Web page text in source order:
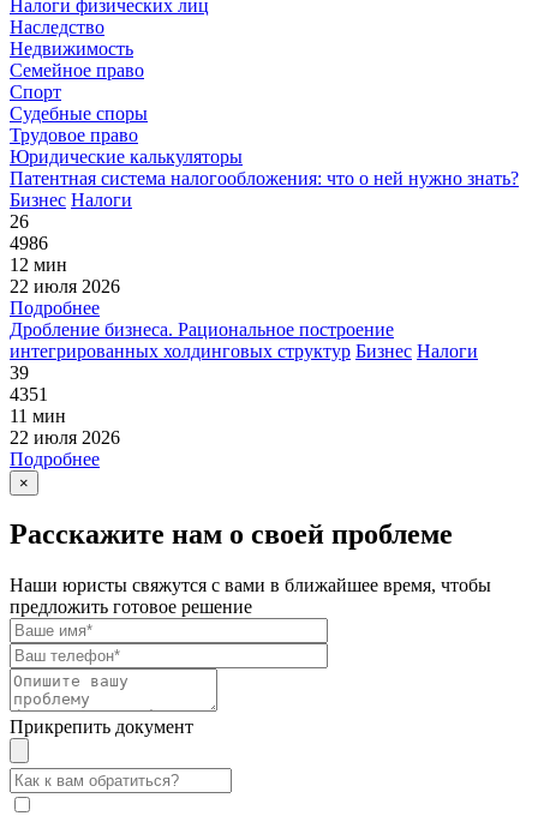
Налоги физических лиц
Наследство
Недвижимость
Семейное право
Спорт
Судебные споры
Трудовое право
Юридические калькуляторы
Патентная система налогообложения: что о ней нужно знать?
Бизнес Налоги
26
4986
12 мин
22 июля 2026
Подробнее
Дробление бизнеса. Рациональное построение
интегрированных холдинговых структур Бизнес Налоги
39
4351
11 мин
22 июля 2026
Подробнее
×
Расскажите нам о своей проблеме
Наши юристы свяжутся с вами в ближайшее время, чтобы
предложить готовое решение
Прикрепить документ